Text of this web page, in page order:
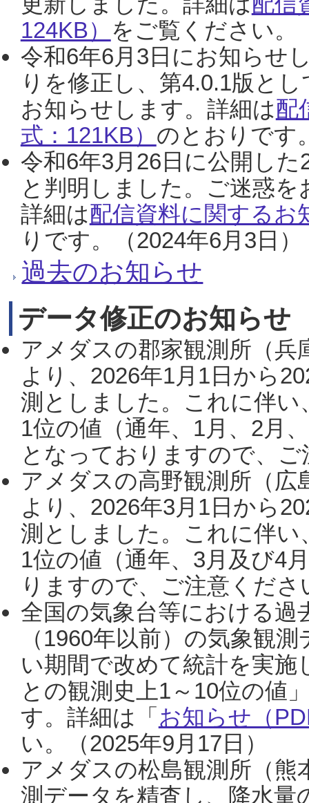
124KB） をご覧ください。
令和6年6月3日にお知らせ
りを修正し、第4.0.1版と
お知らせします。詳細は配
式：121KB） のとおりです
令和6年3月26日に公開し
と判明しました。ご迷惑
詳細は配信資料に関するお
りです。（2024年6月3日）
過去のお知らせ
データ修正のお知らせ
アメダスの郡家観測所（
より、2026年1月1日から
測としました。これに伴い
1位の値（通年、1月、2月
となっておりますので、
アメダスの高野観測所（
より、2026年3月1日から
測としました。これに伴い
1位の値（通年、3月及び4
りますので、ご注意くだ
全国の気象台等における過
（1960年以前）の気象観
い期間で改めて統計を実
との観測史上1～10位の値
す。詳細は「 お知らせ（
い。（2025年9月17日）
アメダスの松島観測所（熊
測データを精査し、降水